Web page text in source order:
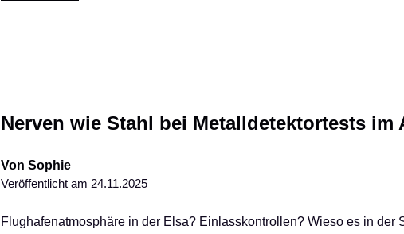
Nerven wie Stahl bei Metalldetektortests im
Von Sophie
Veröffentlicht am 24.11.2025
Flughafenatmosphäre in der Elsa? Einlasskontrollen? Wieso es in der